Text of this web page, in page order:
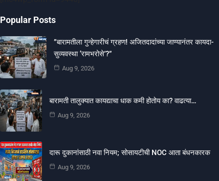
Popular Posts
​”बारामतीला गुन्हेगारीचं ग्रहण! अजितदादांच्या जाण्यानंतर कायदा-
सुव्यवस्था ‘रामभरोसे’?”
Aug 9, 2026
बारामती तालुक्यात कायद्याचा धाक कमी होतोय का? वाढत्या…
Aug 9, 2026
दारू दुकानांसाठी नवा नियम; सोसायटीची NOC आता बंधनकारक
Aug 9, 2026